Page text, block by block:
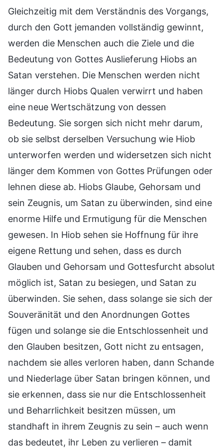
Gleichzeitig mit dem Verständnis des Vorgangs,
durch den Gott jemanden vollständig gewinnt,
werden die Menschen auch die Ziele und die
Bedeutung von Gottes Auslieferung Hiobs an
Satan verstehen. Die Menschen werden nicht
länger durch Hiobs Qualen verwirrt und haben
eine neue Wertschätzung von dessen
Bedeutung. Sie sorgen sich nicht mehr darum,
ob sie selbst derselben Versuchung wie Hiob
unterworfen werden und widersetzen sich nicht
länger dem Kommen von Gottes Prüfungen oder
lehnen diese ab. Hiobs Glaube, Gehorsam und
sein Zeugnis, um Satan zu überwinden, sind eine
enorme Hilfe und Ermutigung für die Menschen
gewesen. In Hiob sehen sie Hoffnung für ihre
eigene Rettung und sehen, dass es durch
Glauben und Gehorsam und Gottesfurcht absolut
möglich ist, Satan zu besiegen, und Satan zu
überwinden. Sie sehen, dass solange sie sich der
Souveränität und den Anordnungen Gottes
fügen und solange sie die Entschlossenheit und
den Glauben besitzen, Gott nicht zu entsagen,
nachdem sie alles verloren haben, dann Schande
und Niederlage über Satan bringen können, und
sie erkennen, dass sie nur die Entschlossenheit
und Beharrlichkeit besitzen müssen, um
standhaft in ihrem Zeugnis zu sein – auch wenn
das bedeutet, ihr Leben zu verlieren – damit